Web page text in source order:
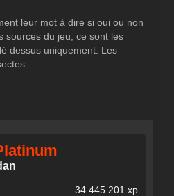
leur mot à dire si oui ou non
sources du jeu, ce sont les
dessus uniquement. Les
34.445.201 xp